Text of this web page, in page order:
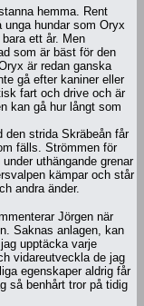
hemma. Rent
hundar som Oryx
ett år. Men
som är bäst för den
är redan ganska
gå efter kaniner eller
fart och drive och är
kan gå hur långt som
den strida Skräbeån får
fälls. Strömmen för
uthängande grenar
kämpar och står
andra änder.
Jörgen när
Saknas anlagen, kan
upptäcka varje
vidareutveckla de jag
egenskaper aldrig får
så benhårt tror på tidig